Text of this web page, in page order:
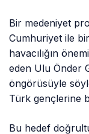
öngörüsüyle
Türk gençlerine
Bu hedef
kahraman
önemli bir yeri
ve